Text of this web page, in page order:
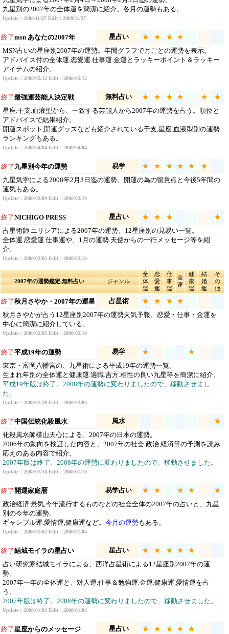
九星別の2007年の全体運を簡潔に紹介。各月の運勢もある。
Update：2008/11/27 Edit：2008/11/27
終了msn あなたの2007年 星占い ★ ★ ★
★
MSN占いの星座別2007年の運勢。年間グラフで月ごとの運勢を表示。
アドバイス付の全体運.恋愛運.仕事運.金運とラッキーポイント＆ラッキー
アイテムの紹介。
Update：2008/05/12 Edit：2008/05/12
終了最強運芸能人決定戦 無料占い ★ ★ ★ ★ ★
★
星座.干支.血液型から、一致する芸能人から2007年の運勢を占う。順位と
アドバイスで結果紹介。
開運スポット,開運グッズなども紹介されている干支,星座.血液型別の運勢
ランキングもある。
Update：2008/04/04 Edit：2008/04/04
終了 九星別今年の運勢 易学 ★ ★ ★ ★ ★
★
九星気学による2008年2月3日迄の運勢。開運の為の留意点と今後5年間の
運気もある。
Update：2008/02/09 Edit：2008/02/10
終了NICHIGO PRESS 星占い ★ ★ ★
★
占星術師 エリシアによる2007年の運勢。12星座別の見易い一覧。
全体運.恋愛運.仕事運や、1月の運勢.天使からの一行メッセージ等を紹
介。
Update：2008/02/05 Edit：2008/02/10
2007年の運勢鑑定,無料占い ジャンル
全
体
運
恋
愛
運
仕
事
運
金
運
健
康
運
結
婚
運
そ
の
他
終了秋月さやか・2007年の運星 占星術 ★ ★ ★
★
秋月さやかが占う12星座別2007年の運勢天気予報。恋愛・仕事・金運を
中心に簡潔に紹介している。
Update：2008/02/05 Edit：2008/02/10
終了平成19年の運勢 易学 ★
★
東京・富岡八幡宮の、九星術による平成19年の運勢一覧。
生まれ年別の全体運と健康運.適職.吉方.相性の良い九星等を簡潔に紹介。
平成19年版は終了。2008年の運勢に変わりましたので、移動させまし
た。
Update：2008/01/28 Edit：2008/02/03
終了中国伝統化殺風水 風水
★
化殺風水師楳山天心による、2007年の日本の運勢。
2006年の動向を検証した内容と、2007年の社会.政治.経済等の予測を読み
応えのある内容で紹介。
2007年版は終了。2008年の運勢に変わりましたので、移動させました。
Update：2008/01/10 Edit：2008/01/10
終了 開運家庭暦 易学占い ★ ★ ★ ★
★
政治経済.景気,今年流行するものなどの社会全体の2007年の占いと、九星
別の今年の運勢。
ギャンブル運.愛情運,健康運など。 今月の運勢もある。
Update：2008/01/02 Edit：2008/01/04
終了結城モイラの星占い 星占い ★ ★ ★ ★
★
占い研究家結城モイラによる、西洋占星術による12星座別2007年の運
勢。
2007年一年の全体運と、対人運.仕事＆勉強運.金運.健康運.愛情運を占
う。
2007年版は終了。2008年の運勢に変わりましたので、移動させました。
Update：2008/01/02 Edit：2008/01/04
終了星座からのメッセージ 星占い ★ ★ ★ ★
★